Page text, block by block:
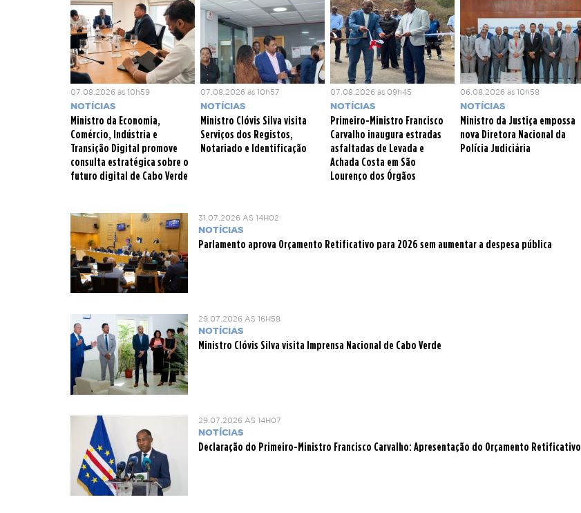
07.08.2026 às 10h59
NOTÍCIAS
Ministro da Economia,
Comércio, Indústria e
Transição Digital promove
consulta estratégica sobre o
futuro digital de Cabo Verde
07.08.2026 às 10h57
NOTÍCIAS
Ministro Clóvis Silva visita
Serviços dos Registos,
Notariado e Identificação
07.08.2026 às 09h45
NOTÍCIAS
Primeiro-Ministro Francisco
Carvalho inaugura estradas
asfaltadas de Levada e
Achada Costa em São
Lourenço dos Órgãos
06.08.2026 às 10h58
NOTÍCIAS
Ministro da Justiça empossa
nova Diretora Nacional da
Polícia Judiciária
NOTÍCIAS
31.07.2026 ÀS 14H02
Parlamento aprova Orçamento Retificativo para 2026 sem aumentar a despesa pública
NOTÍCIAS
29.07.2026 ÀS 16H58
Ministro Clóvis Silva visita Imprensa Nacional de Cabo Verde
NOTÍCIAS
29.07.2026 ÀS 14H07
Declaração do Primeiro-Ministro Francisco Carvalho: Apresentação do Orçamento Retificativo